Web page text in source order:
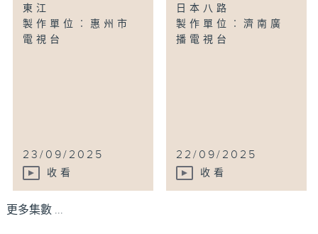
東江
製作單位︰惠州市
電視台
23/09/2025
收看
日本八路
製作單位︰濟南廣
播電視台
22/09/2025
收看
更多集數 ...